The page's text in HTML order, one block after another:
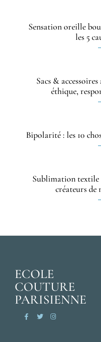
Sensation oreille
les 5
Sacs &
éthique,
Bipolarité : les 10
Sublimation textile
créateurs de
ECOLE
COUTURE
PARISIENNE